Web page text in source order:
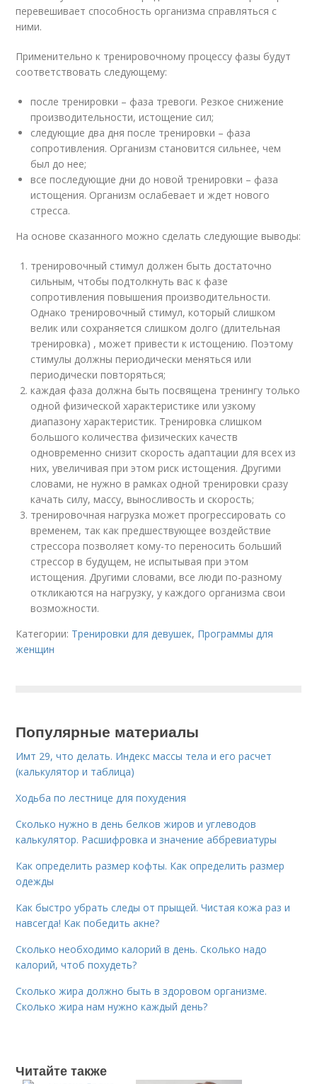
перевешивает способность организма справляться с
ними.
Применительно к тренировочному процессу фазы будут
соответствовать следующему:
после тренировки – фаза тревоги. Резкое снижение
производительности, истощение сил;
следующие два дня после тренировки – фаза
сопротивления. Организм становится сильнее, чем
был до нее;
все последующие дни до новой тренировки – фаза
истощения. Организм ослабевает и ждет нового
стресса.
На основе сказанного можно сделать следующие выводы:
тренировочный стимул должен быть достаточно
сильным, чтобы подтолкнуть вас к фазе
сопротивления повышения производительности.
Однако тренировочный стимул, который слишком
велик или сохраняется слишком долго (длительная
тренировка) , может привести к истощению. Поэтому
стимулы должны периодически меняться или
периодически повторяться;
каждая фаза должна быть посвящена тренингу только
одной физической характеристике или узкому
диапазону характеристик. Тренировка слишком
большого количества физических качеств
одновременно снизит скорость адаптации для всех из
них, увеличивая при этом риск истощения. Другими
словами, не нужно в рамках одной тренировки сразу
качать силу, массу, выносливость и скорость;
тренировочная нагрузка может прогрессировать со
временем, так как предшествующее воздействие
стрессора позволяет кому-то переносить больший
стрессор в будущем, не испытывая при этом
истощения. Другими словами, все люди по-разному
откликаются на нагрузку, у каждого организма свои
возможности.
Категории: Тренировки для девушек, Программы для
женщин
Популярные материалы
Имт 29, что делать. Индекс массы тела и его расчет
(калькулятор и таблица)
Ходьба по лестнице для похудения
Сколько нужно в день белков жиров и углеводов
калькулятор. Расшифровка и значение аббревиатуры
Как определить размер кофты. Как определить размер
одежды
Как быстро убрать следы от прыщей. Чистая кожа раз и
навсегда! Как победить акне?
Сколько необходимо калорий в день. Сколько надо
калорий, чтоб похудеть?
Сколько жира должно быть в здоровом организме.
Сколько жира нам нужно каждый день?
Читайте также